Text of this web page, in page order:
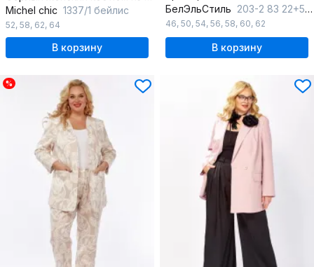
Michel chic 1337/1 бейлис
52, 58, 62, 64
В корзину
БелЭльСтиль 203-2 83 22+596-2 79 22)
46, 50, 54, 56, 58, 60, 62
В корзину
%